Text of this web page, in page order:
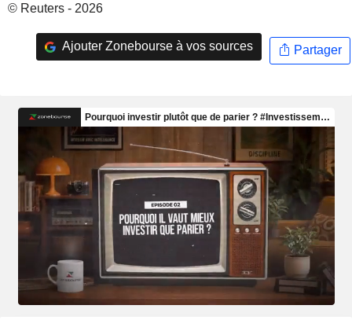
© Reuters - 2026
Ajouter Zonebourse à vos sources Partager